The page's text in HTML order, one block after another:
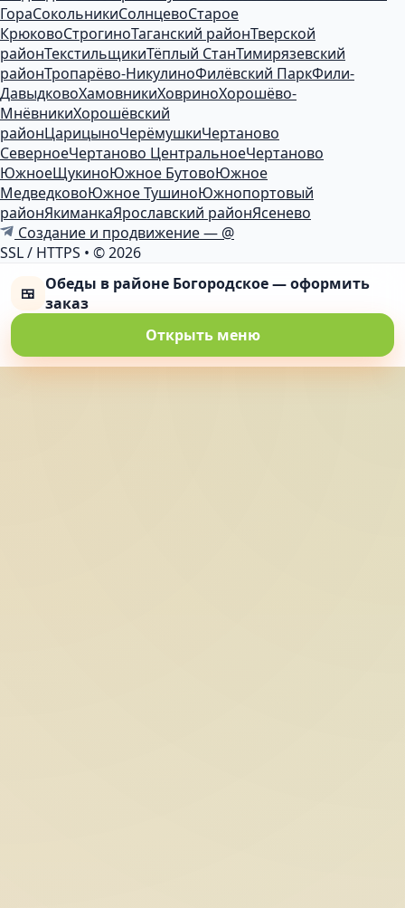
ГораСокольникиСолнцевоСтарое
КрюковоСтрогиноТаганский районТверской
районТекстильщикиТёплый СтанТимирязевский
районТропарёво-НикулиноФилёвский ПаркФили-
ДавыдковоХамовникиХовриноХорошёво-
МнёвникиХорошёвский
районЦарицыноЧерёмушкиЧертаново
СеверноеЧертаново ЦентральноеЧертаново
ЮжноеЩукиноЮжное БутовоЮжное
МедведковоЮжное ТушиноЮжнопортовый
районЯкиманкаЯрославский районЯсенево
Создание и продвижение — @
SSL / HTTPS • © 2026
🍱 Обеды в районе Богородское — оформить
заказ
Открыть меню